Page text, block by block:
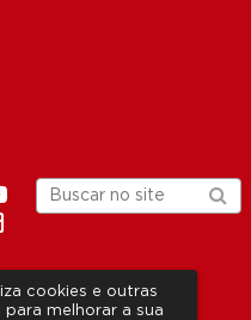
cookies e outras
melhorar a sua